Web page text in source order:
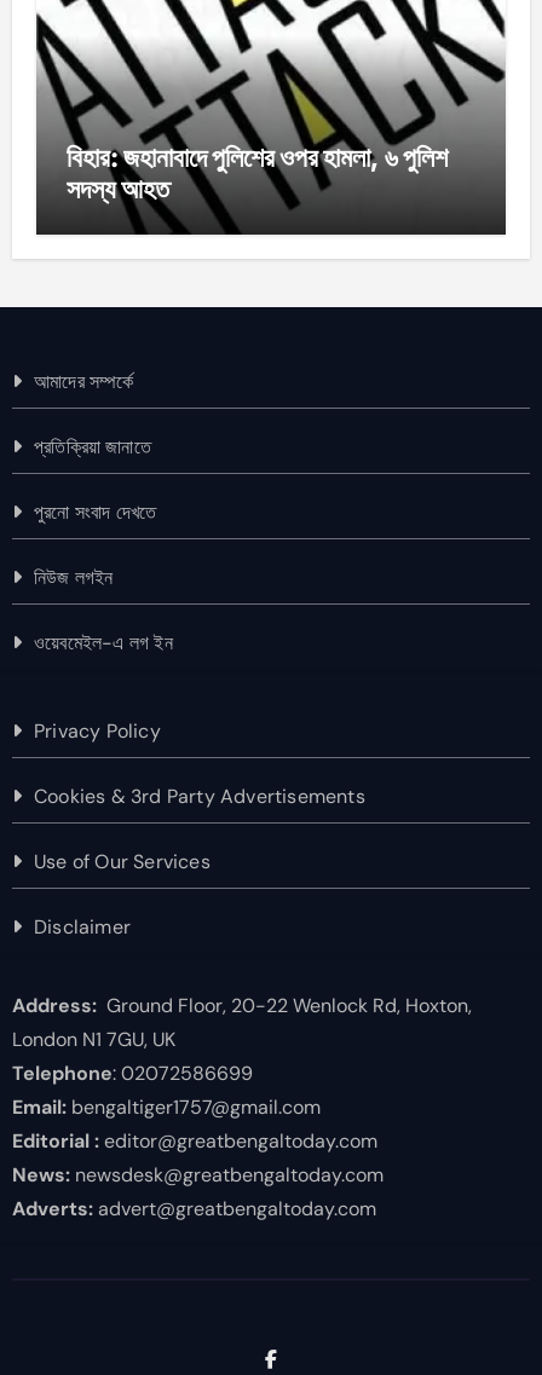
বিহার: জহানাবাদে পুলিশের ওপর হামলা, ৬ পুলিশ
সদস্য আহত
আমাদের সম্পর্কে
প্রতিক্রিয়া জানাতে
পুরনো সংবাদ দেখতে
নিউজ লগইন
ওয়েবমেইল-এ লগ ইন
Privacy Policy
Cookies & 3rd Party Advertisements
Use of Our Services
Disclaimer
Address:Ground Floor, 20-22 Wenlock Rd, Hoxton,
London N1 7GU, UK
Telephone: 02072586699
Email:bengaltiger1757@gmail.com
Editorial :editor@greatbengaltoday.com
News:newsdesk@greatbengaltoday.com
Adverts:advert@greatbengaltoday.com